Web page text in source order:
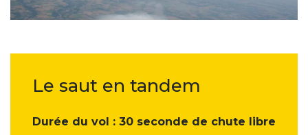
Le saut en tandem
Durée du vol : 30 seconde de chute libre